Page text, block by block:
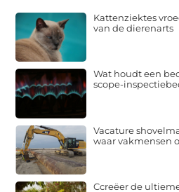
Kattenziektes
van de dierenarts
Wat houdt een
scope-
Vacature
waar vakmensen
Ccreëer de